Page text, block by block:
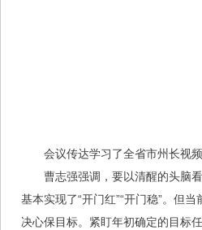
会议传达学习了全省市州长视
曹志强强调，要以清醒的头脑
基本实现了“开门红”“开门稳”。但
决心保目标。紧盯年初确定的目标